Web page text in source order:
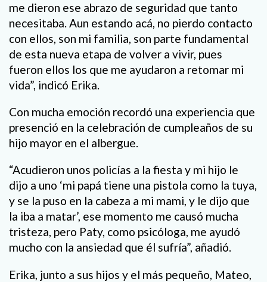
me dieron ese abrazo de seguridad que tanto
necesitaba. Aun estando acá, no pierdo contacto
con ellos, son mi familia, son parte fundamental
de esta nueva etapa de volver a vivir, pues
fueron ellos los que me ayudaron a retomar mi
vida”, indicó Erika.
Con mucha emoción recordó una experiencia que
presenció en la celebración de cumpleaños de su
hijo mayor en el albergue.
“Acudieron unos policías a la fiesta y mi hijo le
dijo a uno ‘mi papá tiene una pistola como la tuya,
y se la puso en la cabeza a mi mami, y le dijo que
la iba a matar’, ese momento me causó mucha
tristeza, pero Paty, como psicóloga, me ayudó
mucho con la ansiedad que él sufría”, añadió.
Erika, junto a sus hijos y el más pequeño, Mateo,